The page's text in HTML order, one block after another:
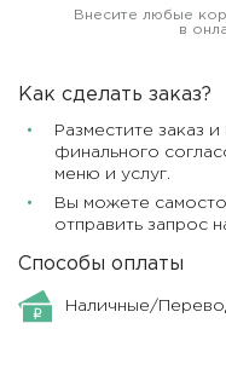
Внесите любые
в
Как сделать заказ?
Разместите заказ
финального
меню и услуг.
Вы можете
отправить запрос
Способы оплаты
Наличные/